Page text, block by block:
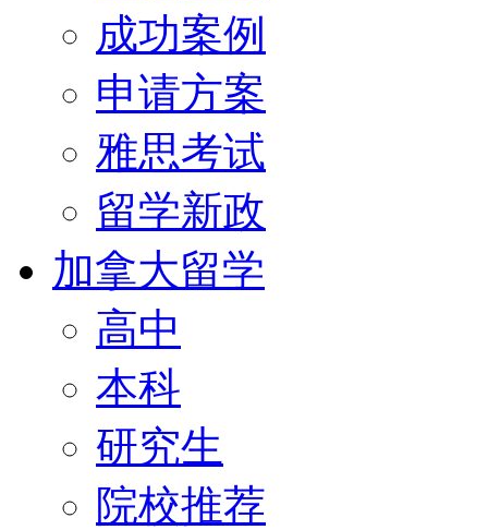
成功案例
申请方案
雅思考试
留学新政
加拿大留学
高中
本科
研究生
院校推荐